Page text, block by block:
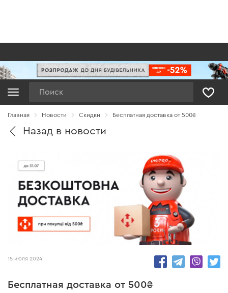
Главная Новости Cкидки Бесплатная доставка от 500₴
Назад в новости
15 июля 2024
Бесплатная доставка от 500₴